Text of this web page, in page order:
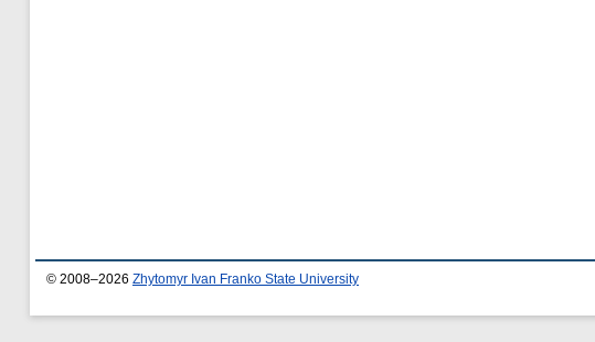
© 2008–2026 Zhytomyr Ivan Franko State University